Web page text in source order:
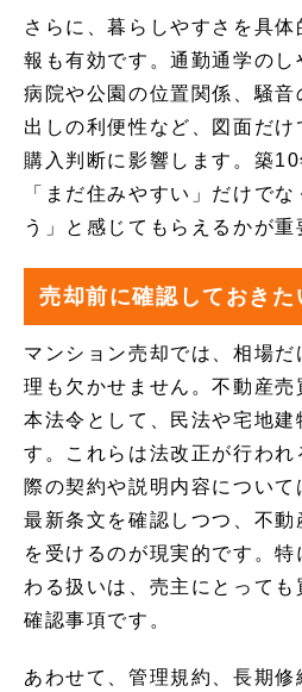
さらに、暮らしやすさを具
報も有効です。通勤通学のし
病院や公園の位置関係、騒音
出しの利便性など、図面だ
購入判断に影響します。築
「まだ住みやすい」だけで
う」と感じてもらえるかが重
売却前に確認しておきた
マンション売却では、相場
理も欠かせません。不動産売
本法令として、民法や宅地建
す。これらは法改正が行われ
際の契約や説明内容につい
最新条文を確認しつつ、不動
を受けるのが現実的です。
わる扱いは、売主にとって
確認事項です。
あわせて、管理規約、長期